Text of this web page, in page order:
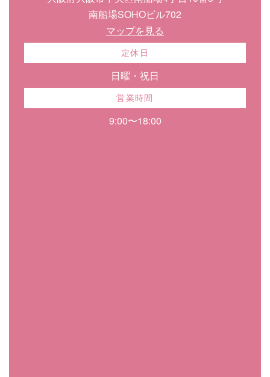
南船場SOHOビル702
マップを見る
定休日
日曜・祝日
営業時間
9:00〜18:00